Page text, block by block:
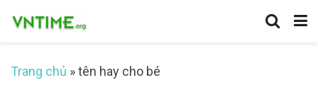
Trang chủ »tên hay cho bé